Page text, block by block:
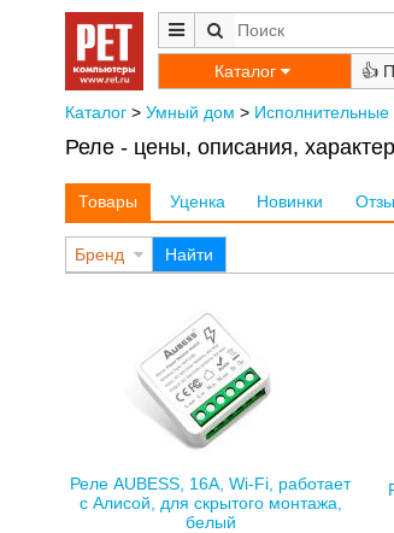
Каталог 👍
Каталог> Умный дом > Исполнительные
Реле - цены, описания,
Товары Уценка Новинки
Бренд Найти
Реле AUBESS, 16А, Wi-Fi, работает
с Алисой, для скрытого монтажа,
белый